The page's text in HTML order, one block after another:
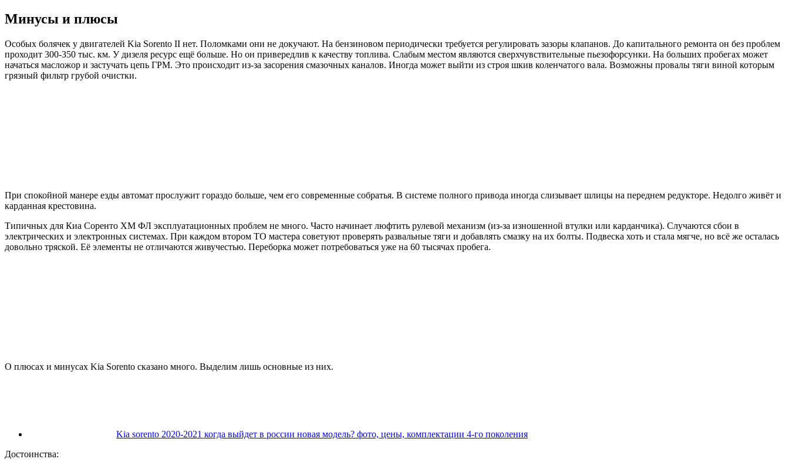
Минусы и плюсы
Особых болячек у двигателей Kia Sorento II нет. Поломками они не докучают. На бензиновом периодически требуется регулировать зазоры клапанов. До капитального ремонта он без проблем
проходит 300-350 тыс. км. У дизеля ресурс ещё больше. Но он привередлив к качеству топлива. Слабым местом являются сверхчувствительные пьезофорсунки. На больших пробегах может
начаться масложор и застучать цепь ГРМ. Это происходит из-за засорения смазочных каналов. Иногда может выйти из строя шкив коленчатого вала. Возможны провалы тяги виной которым
грязный фильтр грубой очистки.
При спокойной манере езды автомат прослужит гораздо больше, чем его современные собратья. В системе полного привода иногда слизывает шлицы на переднем редукторе. Недолго живёт и
карданная крестовина.
Типичных для Киа Соренто ХМ ФЛ эксплуатационных проблем не много. Часто начинает люфтить рулевой механизм (из-за изношенной втулки или карданчика). Случаются сбои в
электрических и электронных системах. При каждом втором ТО мастера советуют проверять развальные тяги и добавлять смазку на их болты. Подвеска хоть и стала мягче, но всё же осталась
довольно тряской. Её элементы не отличаются живучестью. Переборка может потребоваться уже на 60 тысячах пробега.
О плюсах и минусах Kia Sorento сказано много. Выделим лишь основные из них.
Kia sorento 2020-2021 когда выйдет в россии новая модель? фото, цены, комплектации 4-го поколения
Достоинства: